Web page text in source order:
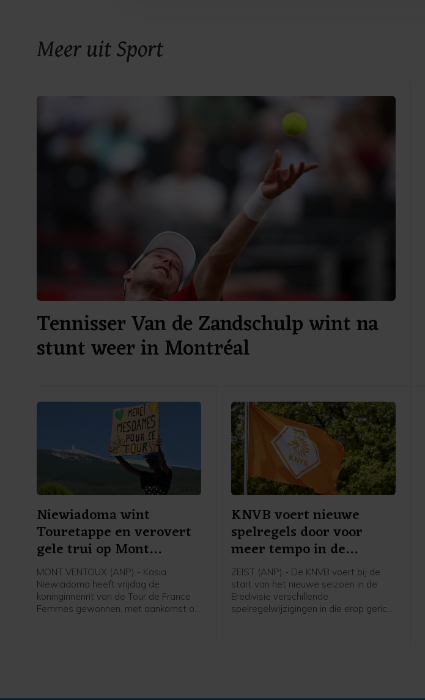
Meer uit Sport
Tennisser Van de Zandschulp wint na
stunt weer in Montréal
Niewiadoma wint
Touretappe en verovert
gele trui op Mont
Ventoux
MONT VENTOUX (ANP) - Kasia
Niewiadoma heeft vrijdag de
koninginnenrit van de Tour de France
Femmes gewonnen, met aankomst op
KNVB voert nieuwe
spelregels door voor
meer tempo in de
wedstrijd
ZEIST (ANP) - De KNVB voert bij de
start van het nieuwe seizoen in de
Eredivisie verschillende
spelregelwijzigingen in die erop gericht